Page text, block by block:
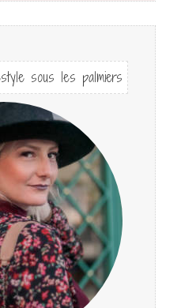
sous les palmiers